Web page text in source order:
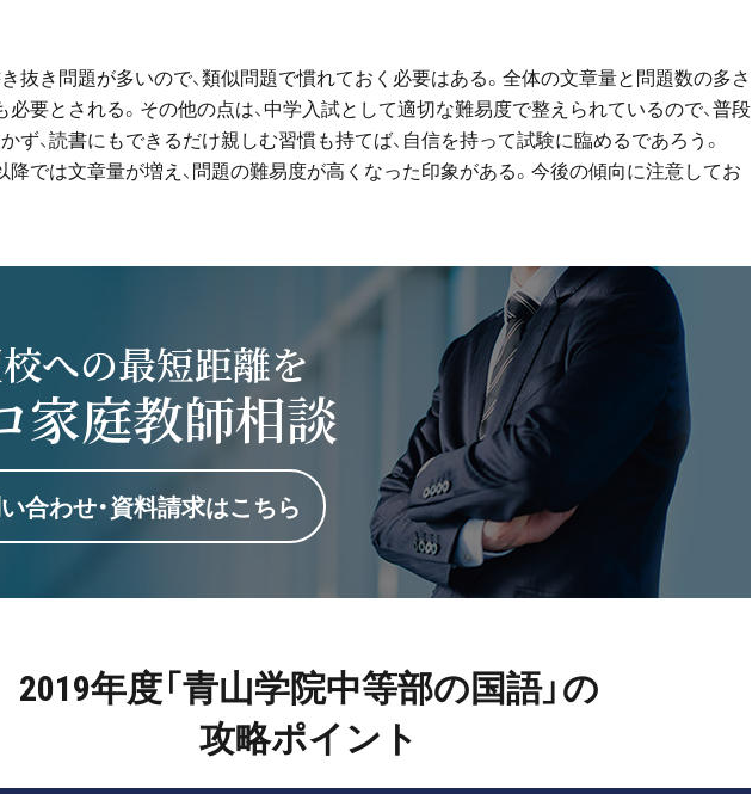
抜き問題が多いので、類似問題で慣れておく必要はある。全体の文章量と問題数の多さ
必要とされる。その他の点は、中学入試として適切な難易度で整えられているので、普段
ず、読書にもできるだけ親しむ習慣も持てば、自信を持って試験に臨めるであろう。
降では文章量が増え、問題の難易度が高くなった印象がある。今後の傾向に注意してお
への最短距離を
家庭教師相談
合わせ・資料請求はこちら
2019年度「青山学院中等部の国語」の
攻略ポイント